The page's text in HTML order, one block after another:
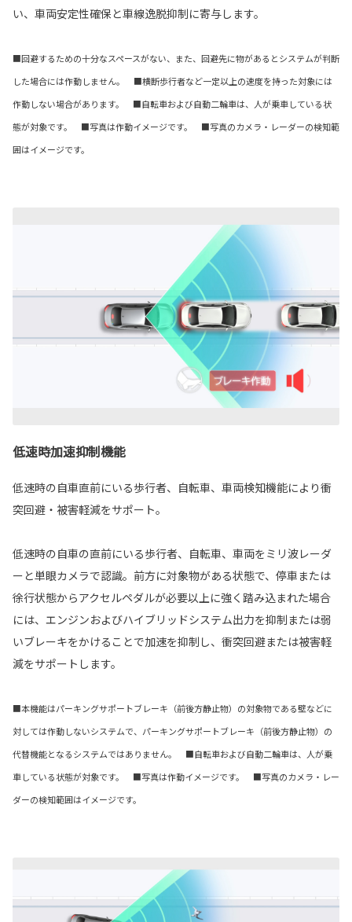
い、車両安定性確保と車線逸脱抑制に寄与します。
■回避するための十分なスペースがない、また、回避先に物があるとシステムが判断
した場合には作動しません。 ■横断歩行者など一定以上の速度を持った対象には
作動しない場合があります。 ■自転車および自動二輪車は、人が乗車している状
態が対象です。 ■写真は作動イメージです。 ■写真のカメラ・レーダーの検知範
囲はイメージです。
低速時加速抑制機能
低速時の自車直前にいる歩行者、自転車、車両検知機能により衝
突回避・被害軽減をサポート。
低速時の自車の直前にいる歩行者、自転車、車両をミリ波レーダ
ーと単眼カメラで認識。前方に対象物がある状態で、停車または
徐行状態からアクセルペダルが必要以上に強く踏み込まれた場合
には、エンジンおよびハイブリッドシステム出力を抑制または弱
いブレーキをかけることで加速を抑制し、衝突回避または被害軽
減をサポートします。
■本機能はパーキングサポートブレーキ（前後方静止物）の対象物である壁などに
対しては作動しないシステムで、パーキングサポートブレーキ（前後方静止物）の
代替機能となるシステムではありません。 ■自転車および自動二輪車は、人が乗
車している状態が対象です。 ■写真は作動イメージです。 ■写真のカメラ・レー
ダーの検知範囲はイメージです。